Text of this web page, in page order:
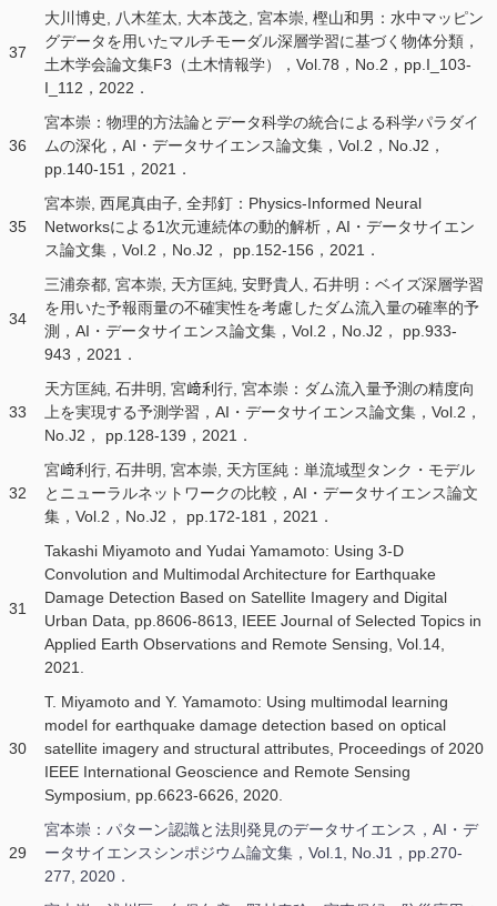
37
大川博史, 八木笙太, 大本茂之, 宮本崇, 樫山和男：水中マッピン
グデータを用いたマルチモーダル深層学習に基づく物体分類，
土木学会論文集F3（土木情報学），Vol.78，No.2，pp.I_103-
I_112，2022．
36
宮本崇：物理的方法論とデータ科学の統合による科学パラダイ
ムの深化，AI・データサイエンス論文集，Vol.2，No.J2，
pp.140-151，2021．
35
宮本崇, 西尾真由子, 全邦釘：Physics-Informed Neural
Networksによる1次元連続体の動的解析，AI・データサイエン
ス論文集，Vol.2，No.J2， pp.152-156，2021．
34
三浦奈都, 宮本崇, 天方匡純, 安野貴人, 石井明：ベイズ深層学習
を用いた予報雨量の不確実性を考慮したダム流入量の確率的予
測，AI・データサイエンス論文集，Vol.2，No.J2， pp.933-
943，2021．
33
天方匡純, 石井明, 宮﨑利行, 宮本崇：ダム流入量予測の精度向
上を実現する予測学習，AI・データサイエンス論文集，Vol.2，
No.J2， pp.128-139，2021．
32
宮﨑利行, 石井明, 宮本崇, 天方匡純：単流域型タンク・モデル
とニューラルネットワークの比較，AI・データサイエンス論文
集，Vol.2，No.J2， pp.172-181，2021．
31
Takashi Miyamoto and Yudai Yamamoto: Using 3-D
Convolution and Multimodal Architecture for Earthquake
Damage Detection Based on Satellite Imagery and Digital
Urban Data, pp.8606-8613, IEEE Journal of Selected Topics in
Applied Earth Observations and Remote Sensing, Vol.14,
2021.
30
T. Miyamoto and Y. Yamamoto: Using multimodal learning
model for earthquake damage detection based on optical
satellite imagery and structural attributes, Proceedings of 2020
IEEE International Geoscience and Remote Sensing
Symposium, pp.6623-6626, 2020.
29
宮本崇：パターン認識と法則発見のデータサイエンス，AI・デ
ータサイエンスシンポジウム論文集，Vol.1, No.J1，pp.270-
277, 2020．